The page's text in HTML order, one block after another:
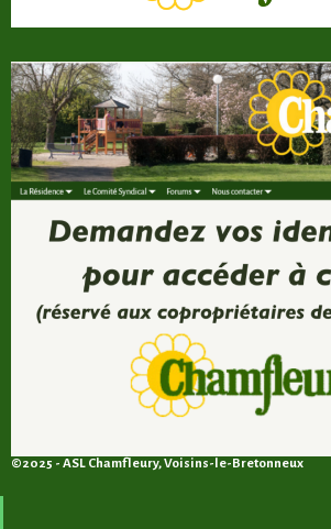
©2025 - ASL Chamfleury, Voisins-le-Bretonneux